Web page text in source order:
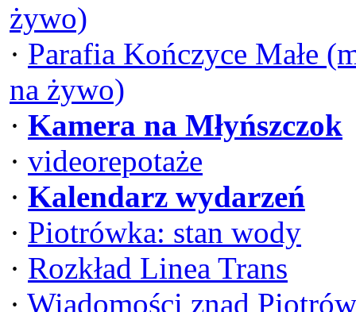
żywo)
· Parafia Kończyce Małe
na żywo)
· Kamera na Młyńszczok
· videorepotaże
· Kalendarz wydarzeń
· Piotrówka: stan wody
· Rozkład Linea Trans
· Wiadomości znad